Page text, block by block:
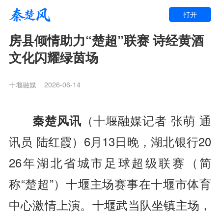
打开
房县倾情助力“楚超”联赛 诗经黄酒
文化闪耀绿茵场
十堰融媒 2026-06-14
秦楚风讯 （十堰融媒记者 张萌 通
讯员 陆红霞）6月13日晚，湖北银行20
26年湖北省城市足球超级联赛（简
称“楚超”）十堰主场赛事在十堰市体育
中心激情上演。十堰武当队坐镇主场，